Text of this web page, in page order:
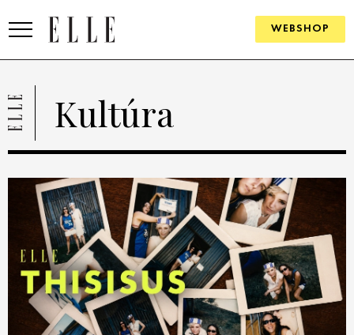
WEBSHOP
ELLE DIGITAL
GOURMET AWARDS
SZÉPSÉG
KULTÚRA
PSZICHÉ
ÉLETMÓD
Kultúra